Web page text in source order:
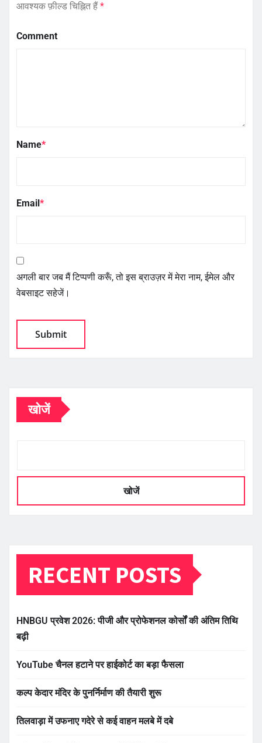
आवश्यक फ़ील्ड चिह्नित हैं *
Comment
Name*
Email*
अगली बार जब मैं टिप्पणी करूँ, तो इस ब्राउज़र में मेरा नाम, ईमेल और
वेबसाइट सहेजें।
खोजें
खोजें
RECENT POSTS
HNBGU प्रवेश 2026: पीजी और प्रोफेशनल कोर्सों की अंतिम तिथि
बढ़ी
YouTube चैनल हटाने पर हाईकोर्ट का बड़ा फैसला
कल्प केदार मंदिर के पुनर्निर्माण की तैयारी शुरू
तिलवाड़ा में उफनाए गदेरे से कई वाहन मलबे में दबे